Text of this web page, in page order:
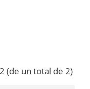
(de un total de 2)